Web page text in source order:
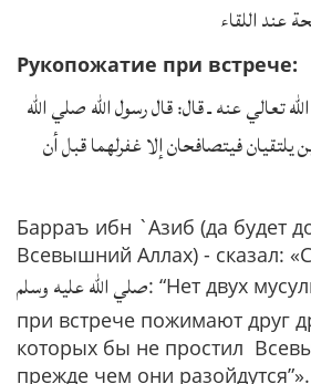
عند اللقاء
Рукопожатие при встрече:
تعالي عنه ـ قال: قال رسول الله صلي الله
فيتصافحان إلا غفرلهما قبل أن
Барраъ ибн `Азиб (да будет
Всевышний Аллах) - сказал:
صلي الله عليه وسلم: “Нет двух
при встрече пожимают друг
которых бы не простил
прежде чем они разойдутся”».